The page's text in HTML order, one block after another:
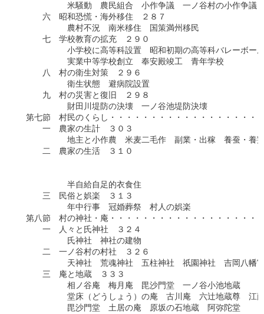
米騒動　農民組合　小作争議　一ノ谷村の小作争議
六　昭和恐慌・海外移住　２８７
農村不況　南米移住　国策満州移民
七　学校教育の拡充　２９０
小学校に高等科設置　昭和初期の高等科バレーボー
実業中等学校創立　奉安殿竣工　青年学校
八　村の衛生対策　２９６
衛生状態　避病院設置
九　村の災害と復旧　２９８
財田川堤防の決壊　一ノ谷池堤防決壊
第七節　村民のくらし・・・・・・・・・・・・・・・・・・
一　農家の生計　３０３
地主と小作農　米麦二毛作　副業・出稼　養蚕・養
二　農家の生活　３１０
半自給自足的衣食住
三　民俗と娯楽　３１３
年中行事　冠婚葬祭　村人の娯楽
第八節　村の神社・庵・・・・・・・・・・・・・・・・・・
一　人々と氏神社　３２４
氏神社　神社の建物
二　一ノ谷村の村社　３２６
天神社　荒魂神社　五柱神社　祇園神社　吉岡八幡
三　庵と地蔵　３３３
相ノ谷庵　梅月庵　毘沙門堂　一ノ谷小池地蔵
堂床（どうしょう）の庵　古川庵　六辻地蔵尊　江藤
毘沙門堂　土居の庵　原坂の石地蔵　阿弥陀堂